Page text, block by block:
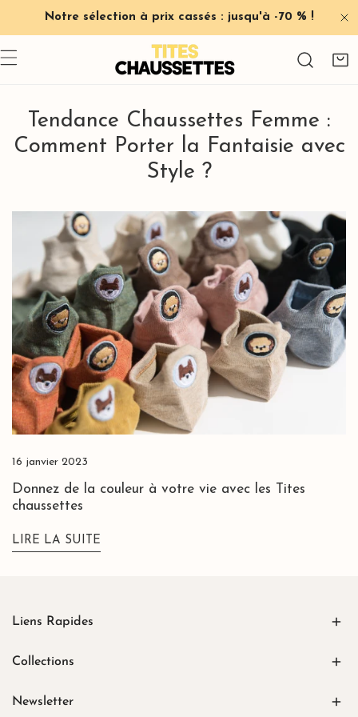
AU CONTENU
Notre sélection à prix cassés : jusqu'à -70 % !
Tendance Chaussettes Femme :
Comment Porter la Fantaisie avec
Style ?
couleur
à
votre
vie
avec
les
Tites
chaussettes
16 janvier 2023
Donnez de la couleur à votre vie avec les Tites
chaussettes
LIRE LA SUITE
Liens Rapides
Collections
Newsletter